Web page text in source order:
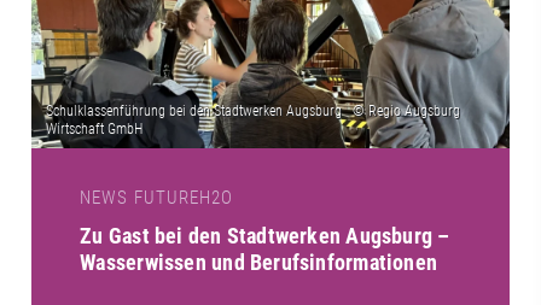
NEWS FUTUREH2O
Zu Gast bei den Stadtwerken Augsburg –
Wasserwissen und Berufsinformationen